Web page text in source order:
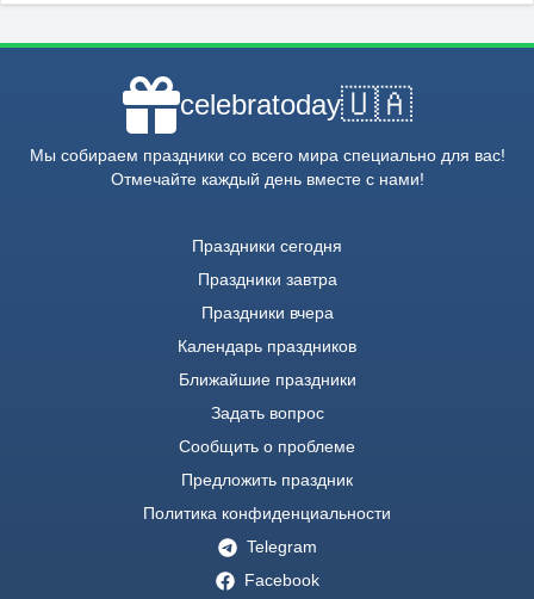
celebratoday🇺🇦
Мы собираем праздники со всего мира специально для вас!
Отмечайте каждый день вместе с нами!
Праздники сегодня
Праздники завтра
Праздники вчера
Календарь праздников
Ближайшие праздники
Задать вопрос
Сообщить о проблеме
Предложить праздник
Политика конфиденциальности
Telegram
Facebook